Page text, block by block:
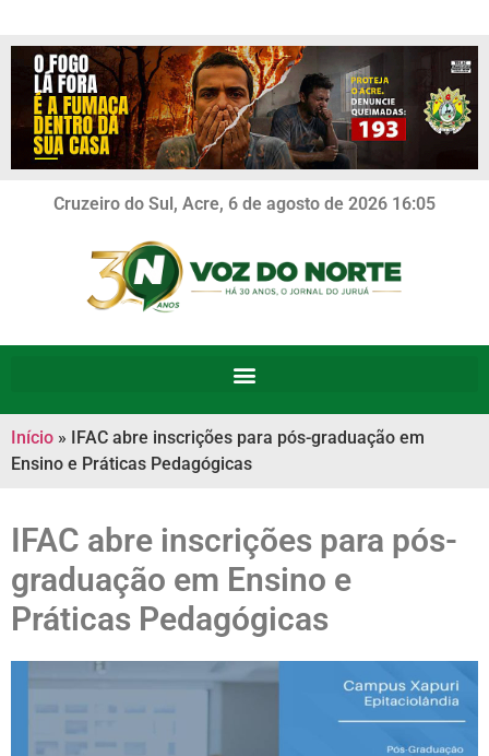
Cruzeiro do Sul, Acre, 6 de agosto de 2026 16:05
Início » IFAC abre inscrições para pós-graduação em
Ensino e Práticas Pedagógicas
IFAC abre inscrições para pós-
graduação em Ensino e
Práticas Pedagógicas